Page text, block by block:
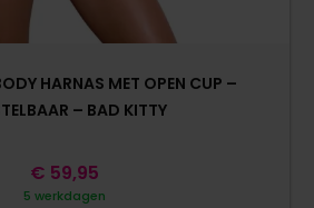
HARNAS MET OPEN CUP –
– BAD KITTY
5 werkdagen
€ 59,95